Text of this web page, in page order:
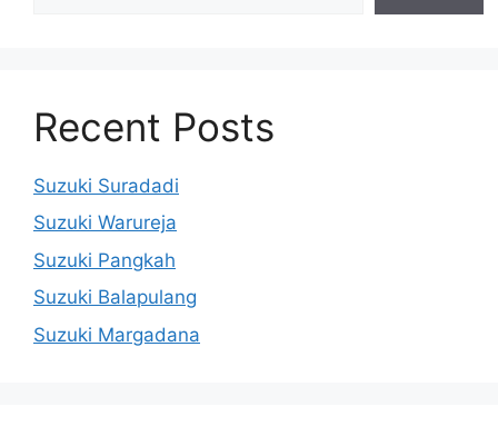
Recent Posts
Suzuki Suradadi
Suzuki Warureja
Suzuki Pangkah
Suzuki Balapulang
Suzuki Margadana